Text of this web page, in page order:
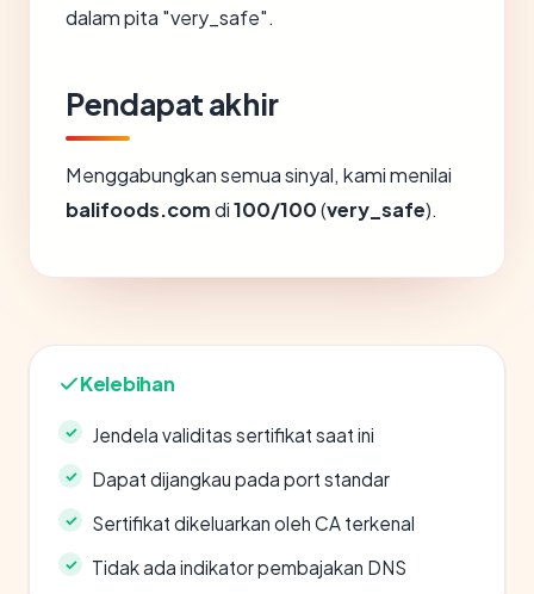
dalam pita "very_safe".
Pendapat akhir
Menggabungkan semua sinyal, kami menilai
balifoods.comdi100/100(very_safe).
Kelebihan
Jendela validitas sertifikat saat ini
Dapat dijangkau pada port standar
Sertifikat dikeluarkan oleh CA terkenal
Tidak ada indikator pembajakan DNS